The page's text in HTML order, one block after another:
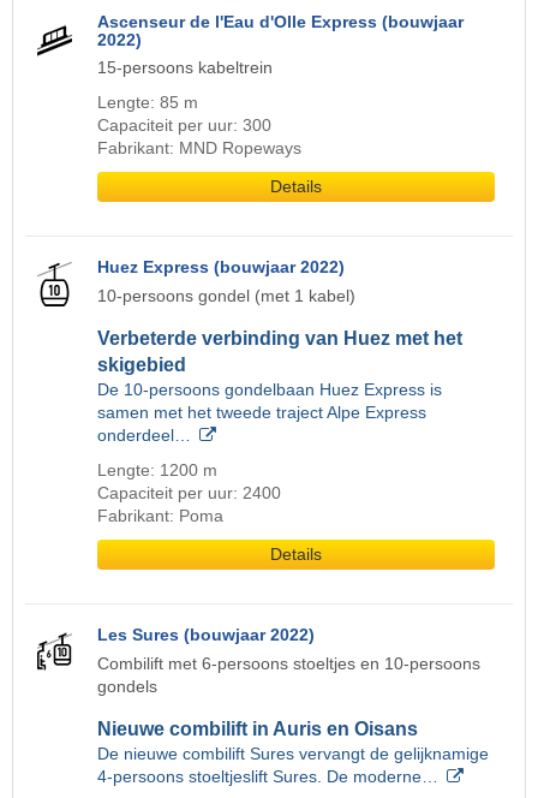
Ascenseur de l'Eau d'Olle Express (bouwjaar
2022)
15-persoons kabeltrein
Lengte: 85 m
Capaciteit per uur: 300
Fabrikant: MND Ropeways
Details
Huez Express (bouwjaar 2022)
10-persoons gondel (met 1 kabel)
Verbeterde verbinding van Huez met het
skigebied
De 10-persoons gondelbaan Huez Express is
samen met het tweede traject Alpe Express
onderdeel…
Lengte: 1200 m
Capaciteit per uur: 2400
Fabrikant: Poma
Details
Les Sures (bouwjaar 2022)
Combilift met 6-persoons stoeltjes en 10-persoons
gondels
Nieuwe combilift in Auris en Oisans
De nieuwe combilift Sures vervangt de gelijknamige
4-persoons stoeltjeslift Sures. De moderne…